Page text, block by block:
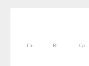
Пн Вт Ср